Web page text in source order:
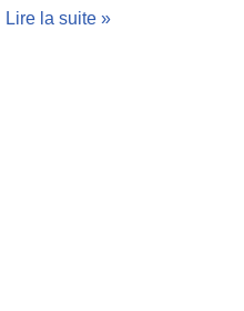
Lire la suite »